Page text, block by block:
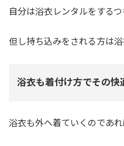
自分は浴衣レンタルをする
但し持ち込みをされる方は
浴衣も着付け方でその快
浴衣も外へ着ていくのであ